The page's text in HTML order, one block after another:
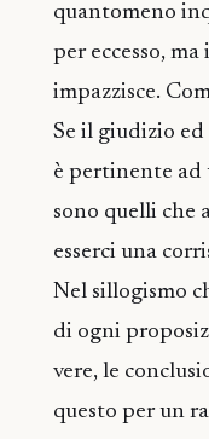
quantomeno
per eccesso,
impazzisce.
Se il giudizio
è pertinente ad
sono quelli che
esserci una
Nel sillogismo
di ogni
vere, le
questo per un